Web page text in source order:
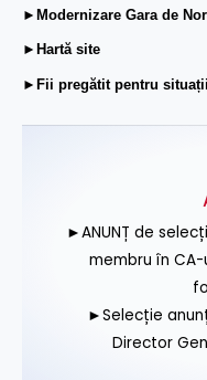
►Modernizare Gara de
►Hartă site
►Fii pregătit pentru
►ANUNȚ de
membru în CA-
►Selecție
Director